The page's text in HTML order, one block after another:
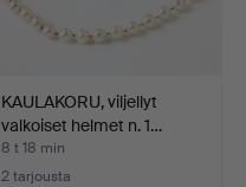
KAULAKORU, viljellyt
valkoiset helmet n. 1…
8 t 18 min
2 tarjousta